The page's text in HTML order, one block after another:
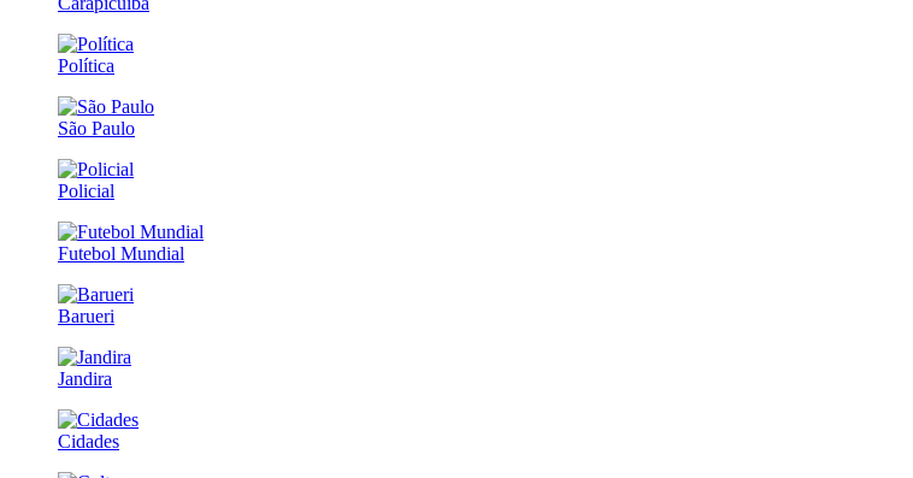
Política
São Paulo
Policial
Futebol Mundial
Barueri
Jandira
Cidades